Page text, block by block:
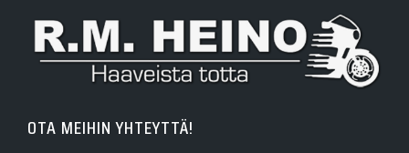
OTA MEIHIN YHTEYTTÄ!